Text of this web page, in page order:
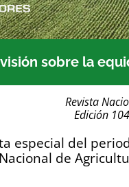
sobre la
Revista
Edición
especial del
Nacional de